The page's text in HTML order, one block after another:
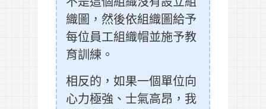
織圖，然後依組織圖給予
每位員工組織帽並施予教
育訓練。
相反的，如果一個單位向
心力極強、士氣高昂，我